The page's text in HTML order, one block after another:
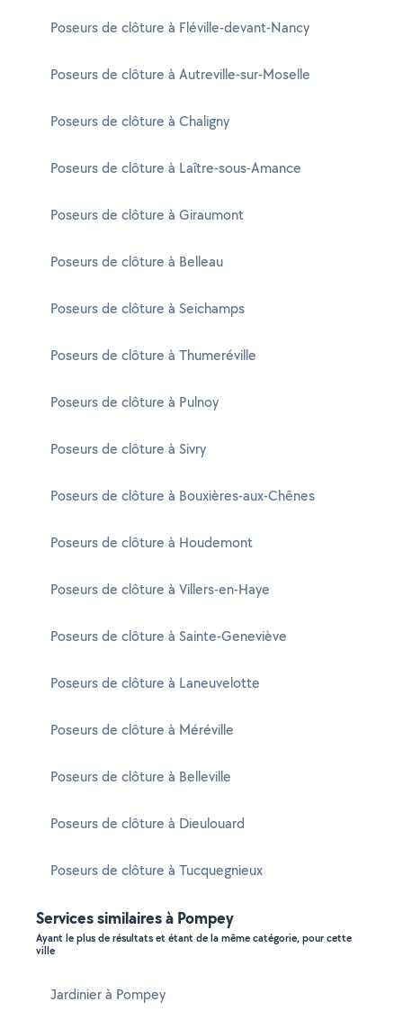
Poseurs de clôture à Fléville-devant-Nancy
Poseurs de clôture à Autreville-sur-Moselle
Poseurs de clôture à Chaligny
Poseurs de clôture à Laître-sous-Amance
Poseurs de clôture à Giraumont
Poseurs de clôture à Belleau
Poseurs de clôture à Seichamps
Poseurs de clôture à Thumeréville
Poseurs de clôture à Pulnoy
Poseurs de clôture à Sivry
Poseurs de clôture à Bouxières-aux-Chênes
Poseurs de clôture à Houdemont
Poseurs de clôture à Villers-en-Haye
Poseurs de clôture à Sainte-Geneviève
Poseurs de clôture à Laneuvelotte
Poseurs de clôture à Méréville
Poseurs de clôture à Belleville
Poseurs de clôture à Dieulouard
Poseurs de clôture à Tucquegnieux
Services similaires à Pompey
Ayant le plus de résultats et étant de la même catégorie, pour cette
ville
Jardinier à Pompey